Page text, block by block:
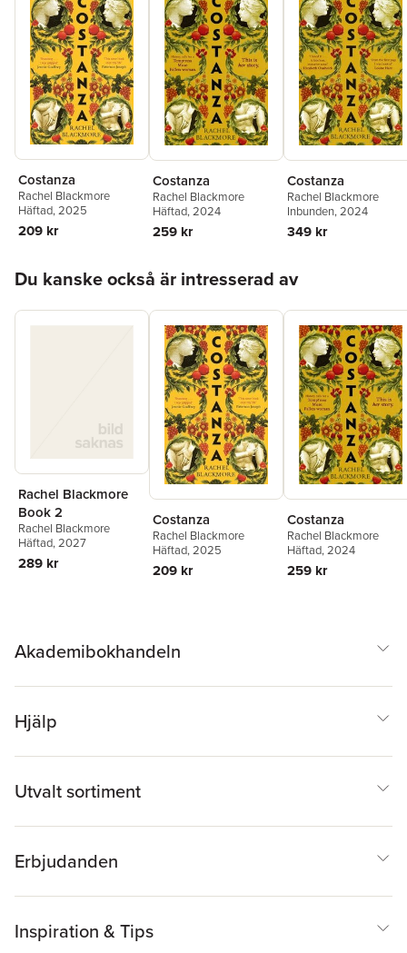
Costanza
Rachel Blackmore
Häftad, 2025
209 kr
Costanza
Rachel Blackmore
Häftad, 2024
259 kr
Costanza
Rachel Blackmore
Inbunden, 2024
349 kr
Du kanske också är intresserad av
Rachel Blackmore
Book 2
Rachel Blackmore
Häftad, 2027
289 kr
Costanza
Rachel Blackmore
Häftad, 2025
209 kr
Costanza
Rachel Blackmore
Häftad, 2024
259 kr
Akademibokhandeln
Hjälp
Utvalt sortiment
Erbjudanden
Inspiration & Tips